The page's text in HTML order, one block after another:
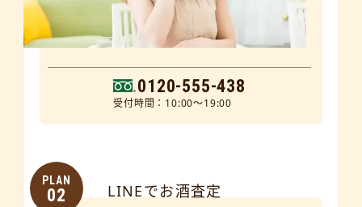
0120-555-438
受付時間：10:00～19:00
PLAN
02 LINEでお酒査定